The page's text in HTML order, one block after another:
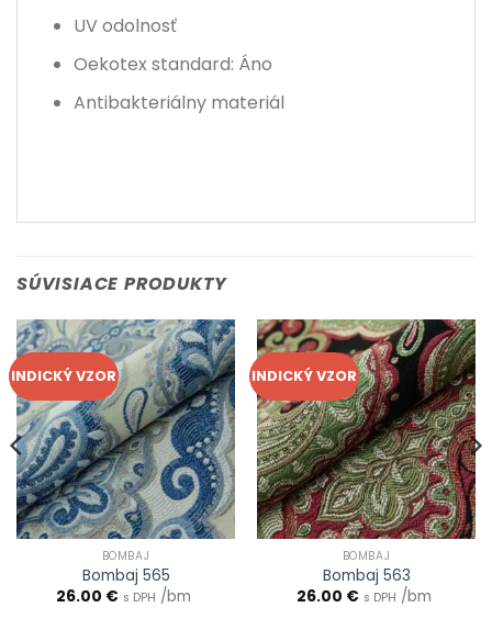
UV odolnosť
Oekotex standard: Áno
Antibakteriálny materiál
SÚVISIACE PRODUKTY
INDICKÝ VZOR
BOMBAJ
Bombaj 565
26.00 € s DPH /bm
INDICKÝ VZOR
BOMBAJ
Bombaj 563
26.00 € s DPH /bm